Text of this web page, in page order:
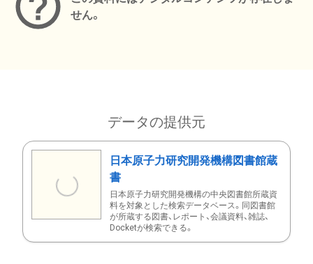
せん。
データの提供元
日本原子力研究開発機構図書館蔵
書
日本原子力研究開発機構の中央図書館所蔵資
料を対象とした検索データベース。同図書館
が所蔵する図書、レポート、会議資料、雑誌、
Docketが検索できる。